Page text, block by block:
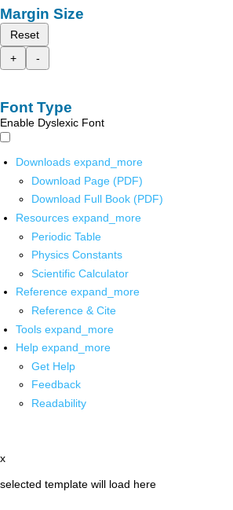
Margin Size
Reset
+
-
Font Type
Enable Dyslexic Font
Downloads expand_more
Download Page (PDF)
Download Full Book (PDF)
Resources expand_more
Periodic Table
Physics Constants
Scientific Calculator
Reference expand_more
Reference & Cite
Tools expand_more
Help expand_more
Get Help
Feedback
Readability
x
selected template will load here